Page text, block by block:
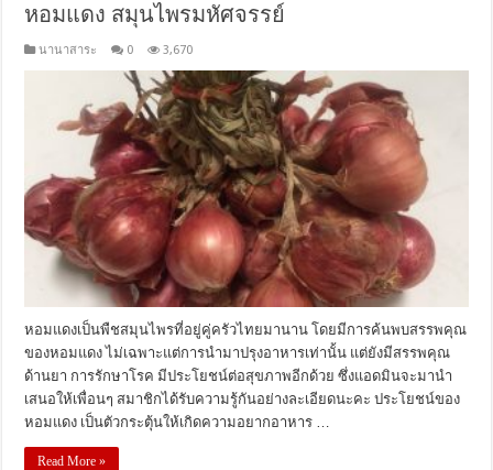
หอมแดง สมุนไพรมหัศจรรย์
นานาสาระ 0 3,670
หอมแดงเป็นพืชสมุนไพรที่อยู่คู่ครัวไทยมานาน โดยมีการค้นพบสรรพคุณ
ของหอมแดง ไม่เฉพาะแต่การนำมาปรุงอาหารเท่านั้น แต่ยังมีสรรพคุณ
ด้านยา การรักษาโรค มีประโยชน์ต่อสุขภาพอีกด้วย ซึ่งแอดมินจะมานำ
เสนอให้เพื่อนๆ สมาชิกได้รับความรู้กันอย่างละเอียดนะคะ ประโยชน์ของ
หอมแดง เป็นตัวกระตุ้นให้เกิดความอยากอาหาร …
Read More »